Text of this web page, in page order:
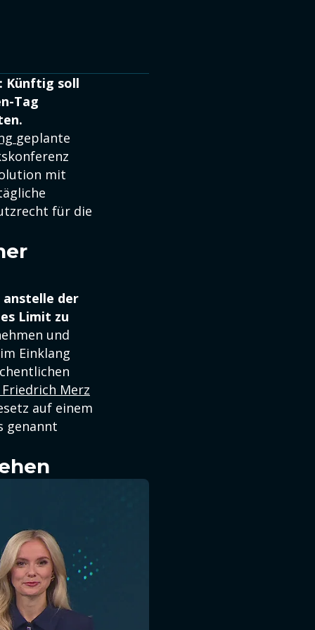
Künftig soll
Tag
geplante
mit
für die
anstelle der
Limit zu
und
Einklang
Merz
auf einem
genannt